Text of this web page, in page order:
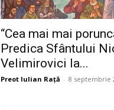
“Cea mai mai
Predica Sfântului
Velimirovici la...
Preot Iulian Raţă - 8 septembrie